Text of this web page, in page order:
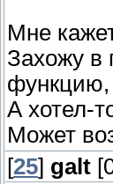
Мне
Захожу в
А хотел-
Может
[25] galt